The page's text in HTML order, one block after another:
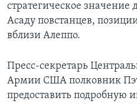
стратегическое значение
Асаду повстанцев,
вблизи Алеппо.
Пресс-секретарь
Армии США полковник
предоставить подробную